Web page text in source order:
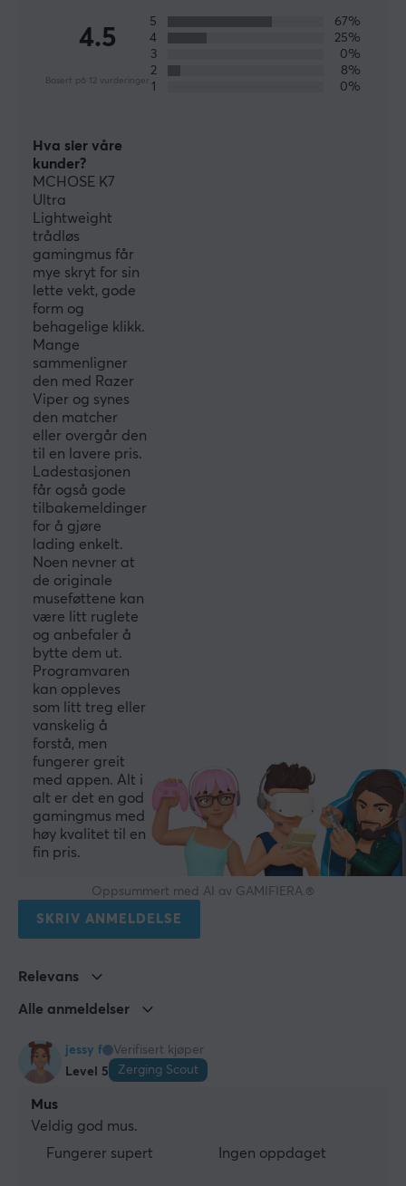
nivå. Velg MCHOSE og spill på dine premisser!
SPESIFIKASJONER
120 h
DIMENSJON & VEKT
Bredde
63.8 mm
Dybde
127.3 mm
Høyde
39.9 mm
Vekt
59 g
EGENSKAPER
Sensormodell
PAW3950
Sensor
Optisk
Type bryter
Omron Mechanical
DPI
42000 dpi
Maks. akselerasjon
50 G
Belysning
No
Tohåndsutforming
Rullehjul
Ja
Rosa
IPS
Encoder
Polling Rate
8000 Hz
4.5
Basert på 12 vurderinger
5
67%
4
25%
3
0%
2
8%
1
0%
Hva sier våre
kunder?
MCHOSE K7
Ultra
Lightweight
trådløs
gamingmus får
mye skryt for sin
lette vekt, gode
form og
behagelige klikk.
Mange
sammenligner
den med Razer
Viper og synes
den matcher
eller overgår den
til en lavere pris.
Ladestasjonen
får også gode
tilbakemeldinger
for å gjøre
lading enkelt.
Noen nevner at
de originale
museføttene kan
være litt ruglete
og anbefaler å
bytte dem ut.
Programvaren
kan oppleves
som litt treg eller
vanskelig å
forstå, men
fungerer greit
med appen. Alt i
alt er det en god
gamingmus med
høy kvalitet til en
fin pris.
Oppsummert med AI av GAMIFIERA.®
SKRIV ANMELDELSE
Relevans
Alle anmeldelser
jessy f
Verifisert kjøper
Level 5
Zerging Scout
Mus
Veldig god mus.
Fungerer supert
Ingen oppdaget